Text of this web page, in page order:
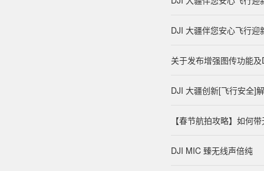
DJI 大疆伴您安心飞行
关于发布增强图传功能
DJI 大疆创新[飞行安全]
【春节航拍攻略】如何
DJI MIC 臻无线声倍纯